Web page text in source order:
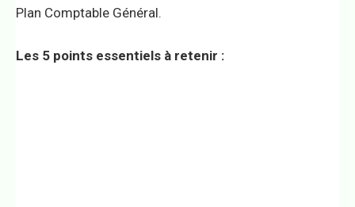
Plan Comptable Général.
Les 5 points essentiels à retenir :